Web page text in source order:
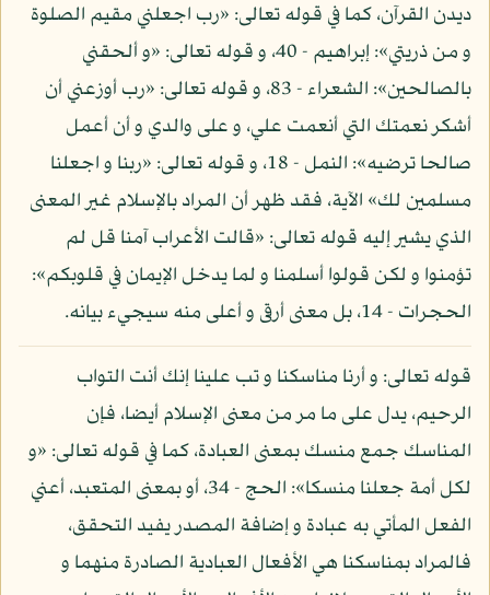
ديدن القرآن، كما في قوله تعالى: «رب اجعلني مقيم الصلوة
و من ذريتي»: إبراهيم - 40، و قوله تعالى: «و ألحقني
بالصالحين»: الشعراء - 83، و قوله تعالى: «رب أوزعني أن
أشكر نعمتك التي أنعمت علي، و على والدي و أن أعمل
صالحا ترضيه»: النمل - 18، و قوله تعالى: «ربنا و اجعلنا
مسلمين لك» الآية، فقد ظهر أن المراد بالإسلام غير المعنى
الذي يشير إليه قوله تعالى: «قالت الأعراب آمنا قل لم
تؤمنوا و لكن قولوا أسلمنا و لما يدخل الإيمان في قلوبكم»:
الحجرات - 14، بل معنى أرقى و أعلى منه سيجيء بيانه.
قوله تعالى: و أرنا مناسكنا و تب علينا إنك أنت التواب
الرحيم، يدل على ما مر من معنى الإسلام أيضا، فإن
المناسك جمع منسك بمعنى العبادة، كما في قوله تعالى: «و
لكل أمة جعلنا منسكا»: الحج - 34، أو بمعنى المتعبد، أعني
الفعل المأتي به عبادة و إضافة المصدر يفيد التحقق،
فالمراد بمناسكنا هي الأفعال العبادية الصادرة منهما و